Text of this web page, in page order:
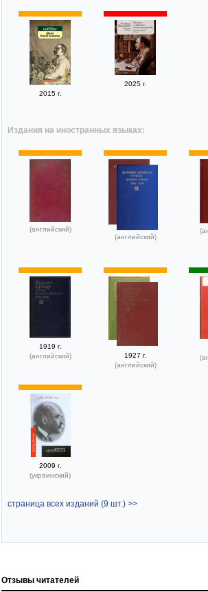
2015 г.
2025 г.
Издания на иностранных языках:
(английский)
(английский)
1919 г.
(английский)
1927 г.
(английский)
2009 г.
(украинский)
страница всех изданий (9 шт.) >>
Отзывы читателей